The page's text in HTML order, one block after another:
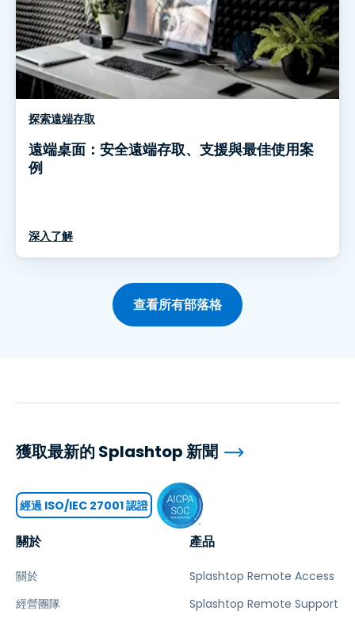
探索遠端存取
遠端桌面：安全遠端存取、支援與最佳使用案
例
深入了解
查看所有部落格
關於
關於
經營團隊
產品
Splashtop Remote Access
Splashtop Remote Support
獲取最新的 Splashtop 新聞
經過 ISO/IEC 27001 認證